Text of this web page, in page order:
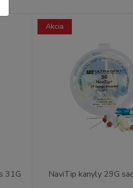
31G
Akcia
NaviTip kanyly 29G